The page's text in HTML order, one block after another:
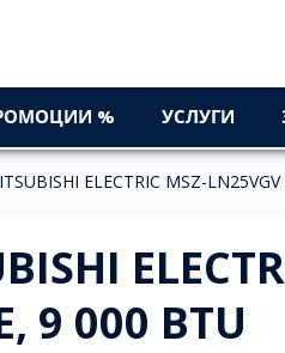
% УСЛУГИ
ELECTRIC MSZ-
9 000 BTU